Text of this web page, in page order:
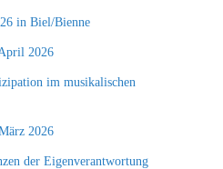
in Biel/Bienne
2026
im musikalischen
2026
der Eigenverantwortung